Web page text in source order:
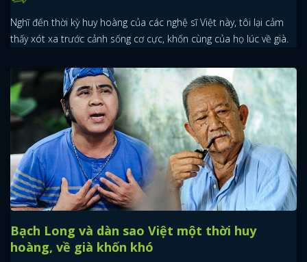
FACEBOOK GOOGLE
Nghĩ đến thời kỳ huy hoàng của các nghệ sĩ Việt này, tôi lại cảm
thấy xót xa trước cảnh sống cơ cực, khốn cùng của họ lúc về già.
Bạch Long và dàn sao Việt một thời huy
hoàng, về già khốn khó